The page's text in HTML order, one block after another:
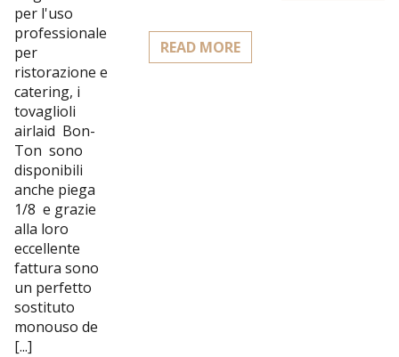
per l'uso
professionale
per
ristorazione e
catering, i
tovaglioli
airlaid Bon-
Ton sono
disponibili
anche piega
1/8 e grazie
alla loro
eccellente
fattura sono
un perfetto
sostituto
monouso de
[...]
READ MORE